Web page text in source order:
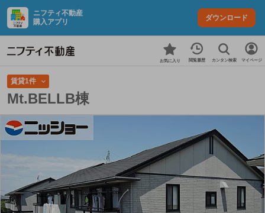
ニフティ不動産
購入アプリ
ダウンロード
お気に入り 閲覧履歴 カンタン検索 マイページ
賃貸1件
Mt.BELLB棟